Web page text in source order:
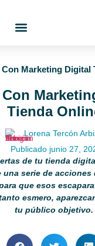
Marketing Digital
Tienda
Lorena Tercón
Publicado junio 27,
de tu tienda
una serie de acciones
que esos
esmero,
tu público objetivo.